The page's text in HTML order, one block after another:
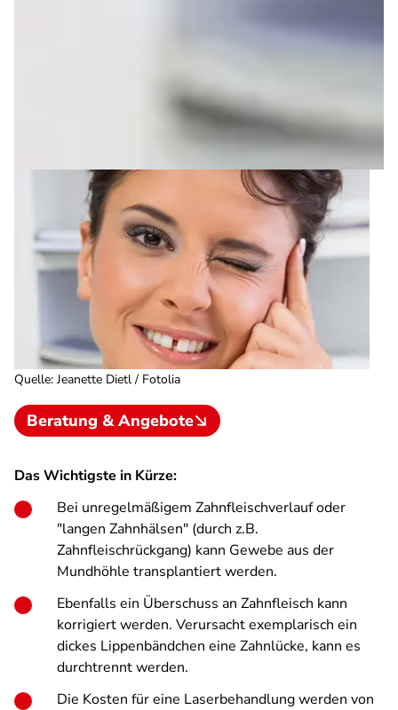
Quelle: Jeanette Dietl / Fotolia
Beratung & Angebote
Das Wichtigste in Kürze:
Bei unregelmäßigem Zahnfleischverlauf oder
"langen Zahnhälsen" (durch z.B.
Zahnfleischrückgang) kann Gewebe aus der
Mundhöhle transplantiert werden.
Ebenfalls ein Überschuss an Zahnfleisch kann
korrigiert werden. Verursacht exemplarisch ein
dickes Lippenbändchen eine Zahnlücke, kann es
durchtrennt werden.
Die Kosten für eine Laserbehandlungwerden von